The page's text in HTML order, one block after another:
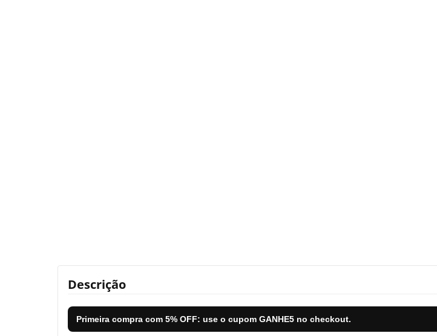
Descrição
Primeira compra com 5% OFF: use o cupom GANHE5 no checkout.